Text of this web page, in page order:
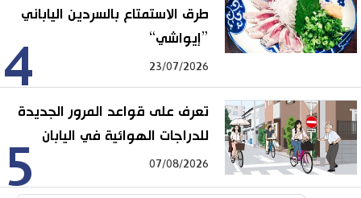
4
طرق الاستمتاع بالسردين الياباني
”إيواشي“
23/07/2026
5
تعرف على قواعد المرور الجديدة
للدراجات الهوائية في اليابان
07/08/2026